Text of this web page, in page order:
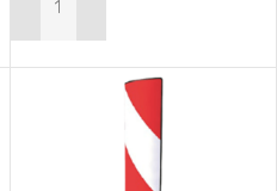
В КОРЗИНУ